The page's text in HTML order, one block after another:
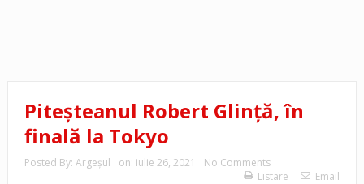
Piteșteanul Robert Glință, în
finală la Tokyo
Posted By: Argeşul on: iulie 26, 2021
No Comments
Listare
Email